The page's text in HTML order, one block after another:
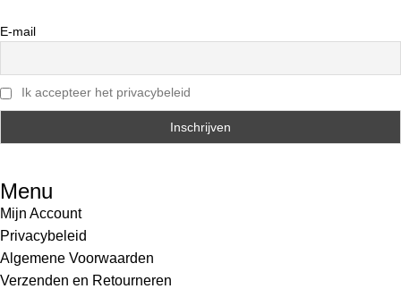
E-mail
Ik accepteer het privacybeleid
Menu
Mijn Account
Privacybeleid
Algemene Voorwaarden
Verzenden en Retourneren